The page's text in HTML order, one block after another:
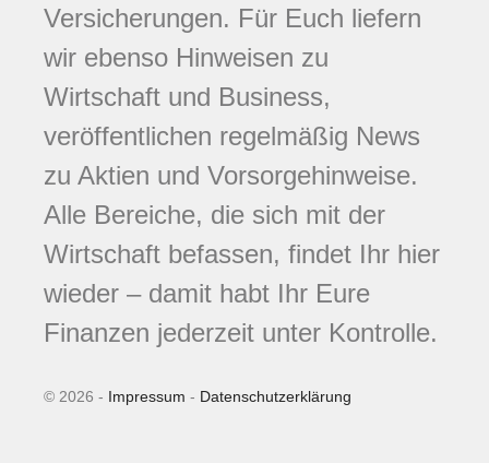
Versicherungen. Für Euch liefern
wir ebenso Hinweisen zu
Wirtschaft und Business,
veröffentlichen regelmäßig News
zu Aktien und Vorsorgehinweise.
Alle Bereiche, die sich mit der
Wirtschaft befassen, findet Ihr hier
wieder – damit habt Ihr Eure
Finanzen jederzeit unter Kontrolle.
© 2026 - Impressum - Datenschutzerklärung